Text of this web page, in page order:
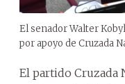
El senador Walter
por apoyo de Cruzada
El partido Cruzada